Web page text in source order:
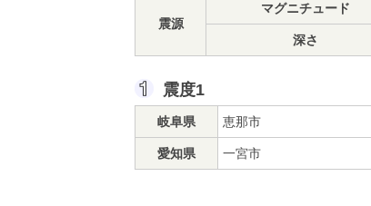
震源
マグニチュード
深さ
震度1
岐阜県 恵那市
愛知県 一宮市